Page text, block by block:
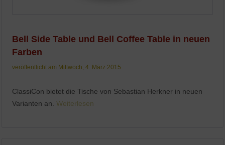
Bell Side Table und Bell Coffee Table in neuen
Farben
veröffentlicht am Mittwoch, 4. März 2015
ClassiCon bietet die Tische von Sebastian Herkner in neuen
Varianten an.Weiterlesen